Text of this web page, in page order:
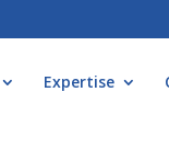
Expertise